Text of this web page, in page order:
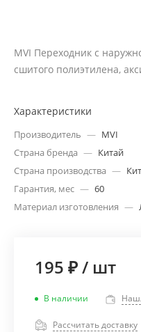
MVI Переходник с
сшитого полиэтилена,
Характеристики
Производитель — MVI
Страна бренда — Китай
Страна производства —
Гарантия, мес — 60
Материал изготовления —
195 ₽/ шт
В наличии
Рассчитать доставку